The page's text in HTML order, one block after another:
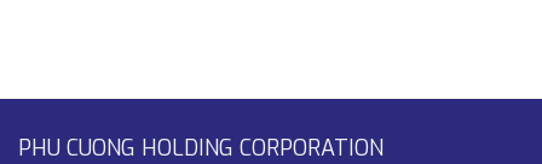
PHU CUONG HOLDING CORPORATION